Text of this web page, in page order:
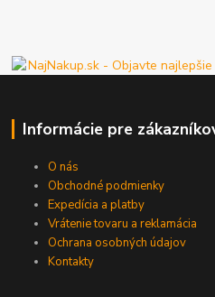
Informácie pre
O nás
Obchodné podmienky
Expedícia a platby
Vrátenie tovaru a reklamácia
Ochrana osobných údajov
Kontakty